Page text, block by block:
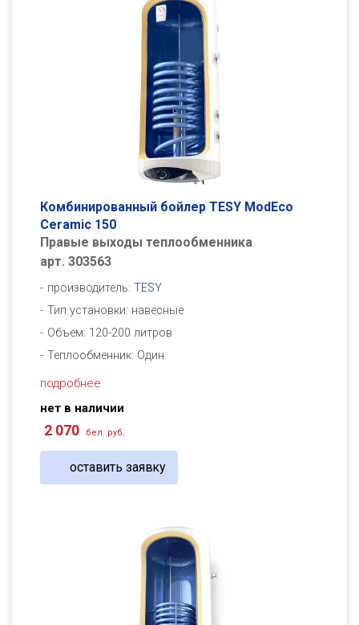
Комбинированный бойлер TESY ModEco
Ceramic 150
Правые выходы теплообменника
арт. 303563
производитель: TESY
Тип установки: навесные
Объем: 120-200 литров
Теплообменник: Один
подробнее
нет в наличии
2 070 бел. руб.
оставить заявку